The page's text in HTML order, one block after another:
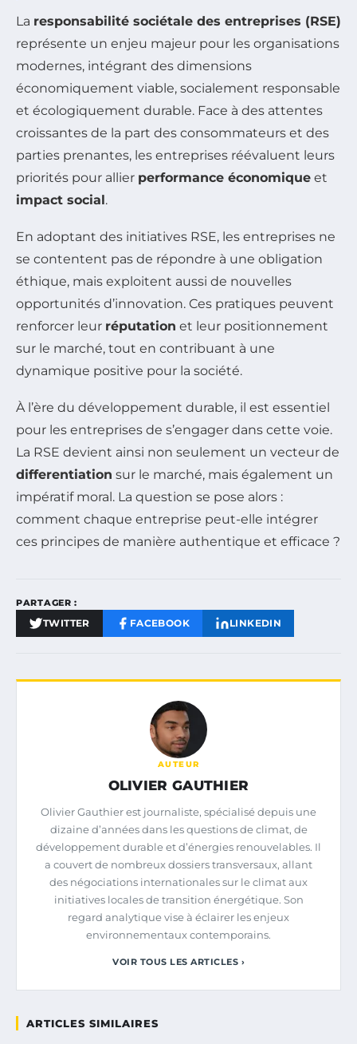
La responsabilité sociétale des entreprises (RSE)
représente un enjeu majeur pour les organisations
modernes, intégrant des dimensions
économiquement viable, socialement responsable
et écologiquement durable. Face à des attentes
croissantes de la part des consommateurs et des
parties prenantes, les entreprises réévaluent leurs
priorités pour allier performance économique et
impact social.
En adoptant des initiatives RSE, les entreprises ne
se contentent pas de répondre à une obligation
éthique, mais exploitent aussi de nouvelles
opportunités d’innovation. Ces pratiques peuvent
renforcer leur réputation et leur positionnement
sur le marché, tout en contribuant à une
dynamique positive pour la société.
À l’ère du développement durable, il est essentiel
pour les entreprises de s’engager dans cette voie.
La RSE devient ainsi non seulement un vecteur de
differentiation sur le marché, mais également un
impératif moral. La question se pose alors :
comment chaque entreprise peut-elle intégrer
ces principes de manière authentique et efficace ?
PARTAGER :
TWITTER FACEBOOK LINKEDIN
AUTEUR
OLIVIER GAUTHIER
Olivier Gauthier est journaliste, spécialisé depuis une
dizaine d’années dans les questions de climat, de
développement durable et d’énergies renouvelables. Il
a couvert de nombreux dossiers transversaux, allant
des négociations internationales sur le climat aux
initiatives locales de transition énergétique. Son
regard analytique vise à éclairer les enjeux
environnementaux contemporains.
VOIR TOUS LES ARTICLES ›
ARTICLES SIMILAIRES